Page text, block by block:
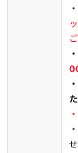
動」や美し